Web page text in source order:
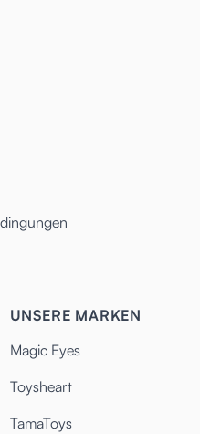
UNSERE MARKEN
Magic Eyes
Toysheart
TamaToys